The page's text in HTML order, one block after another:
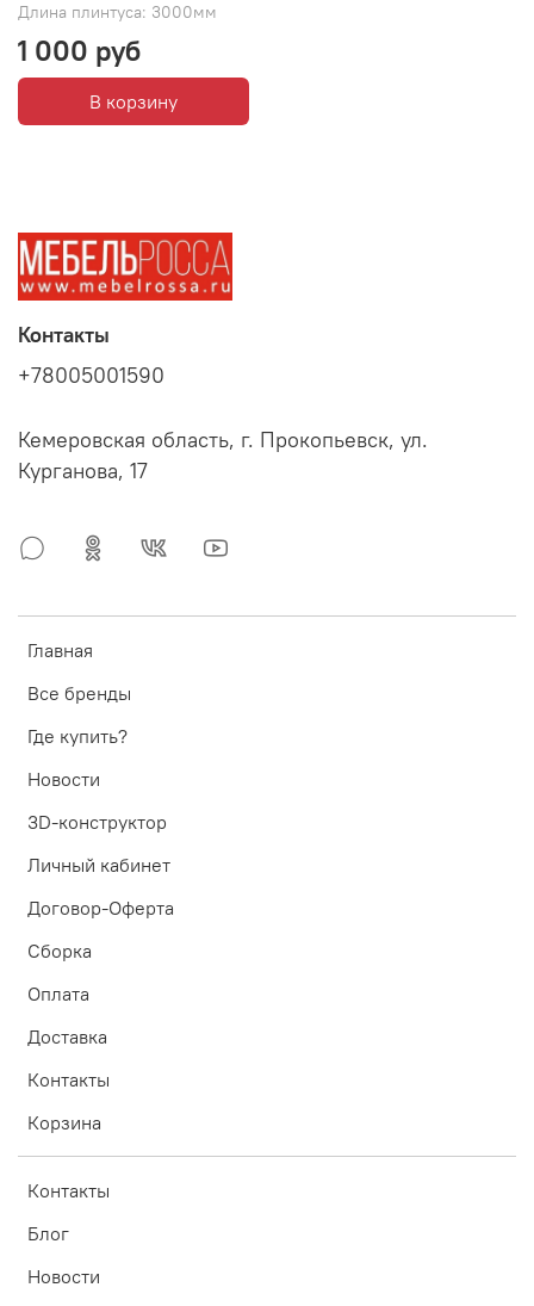
Длина плинтуса: 3000мм
1 000 руб
В корзину
Главная
Все бренды
Где купить?
Новости
3D-конструктор
Личный кабинет
Договор-Оферта
Сборка
Оплата
Доставка
Контакты
Корзина
Контакты
Блог
Новости
Контакты
+78005001590
Кемеровская область, г. Прокопьевск, ул.
Курганова, 17